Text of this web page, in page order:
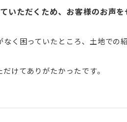
いただくため、お客様のお声
く困っていたところ、土地での
けてありがたかったです。